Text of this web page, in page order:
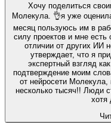
Хочу поделиться
Молекула. 👌я уже оценила инструмент нейросети Молекула как с
месяц пользуюсь им в работе и это вау! Я
силу проектов и мне есть с чем
отличии от других ИИ
утверждает, что я
экспертный взгляд
подтверждение моим
от нейросети
несколько тысяч!! Люди
хотя